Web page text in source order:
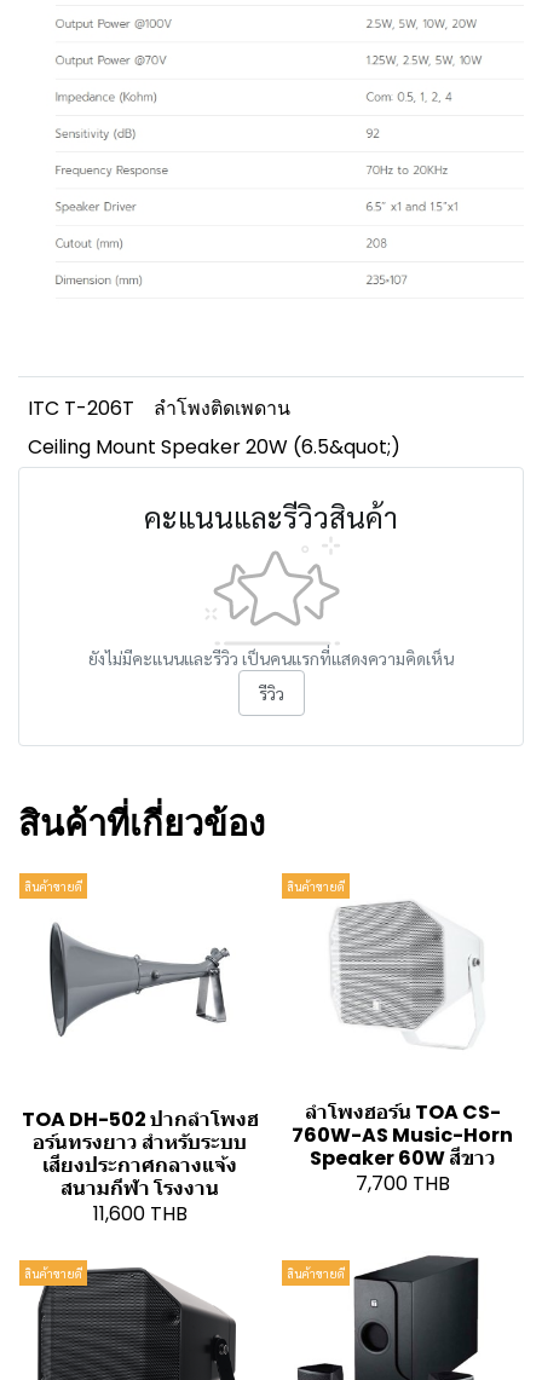
ITC T-206T
ลำโพงติดเพดาน
Ceiling Mount Speaker 20W (6.5&quot;)
คะแนนและรีวิวสินค้า
ยังไม่มีคะแนนและรีวิว เป็นคนแรกที่แสดงความคิดเห็น
รีวิว
สินค้าที่เกี่ยวข้อง
สินค้าขายดี
TOA DH-502 ปากลำโพงฮ
อร์นทรงยาว สำหรับระบบ
เสียงประกาศกลางแจ้ง
สนามกีฬา โรงงาน
11,600 THB
สินค้าขายดี
ลำโพงฮอร์น TOA CS-
760W-AS Music-Horn
Speaker 60W สีขาว
7,700 THB
สินค้าขายดี สินค้าขายดี